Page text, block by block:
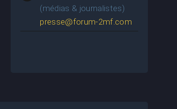
(médias & journalistes)
presse@forum-2mf.com